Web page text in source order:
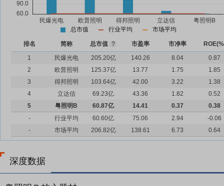
总市值 行业平均 市场平均
排名 简称 总市值 ? 市盈率 市净率
1
民爆光电 205.20亿 140.26 8.04
0.87
2
欧普照明 125.37亿 13.77 1.75
1.85
3
得邦照明 103.64亿 42.00 3.22
1.38
4
立达信 69.23亿 43.36 1.82
0.52
5
粤照明B 60.87亿 14.41 0.37
0.38
-
行业平均 60.60亿 75.06 2.94
-0.06
-
市场平均 206.82亿 138.61 6.73 0.64
深度数据